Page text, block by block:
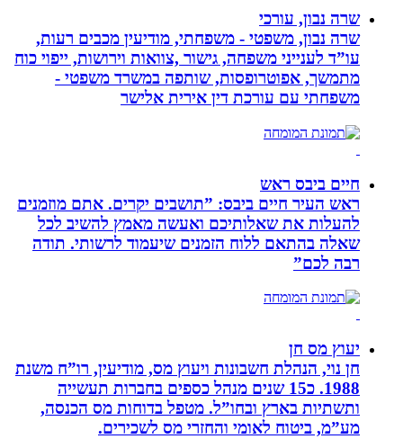
שרה נבון, עורכי
שרה נבון, משפטי - משפחתי, מודיעין מכבים רעות,
עו”ד לענייני משפחה, גישור ,צוואות וירושות, ייפוי כוח
מתמשך, אפוטרופסות, שותפה במשרד משפטי -
משפחתי עם עורכת דין אירית אלישר
חיים ביבס ראש
ראש העיר חיים ביבס: ”תושבים יקרים. אתם מוזמנים
להעלות את שאלותיכם ואעשה מאמץ להשיב לכל
שאלה בהתאם ללוח הזמנים שיעמוד לרשותי. תודה
רבה לכם”
יעוץ מס חן
חן נוי, הנהלת חשבונות ויעוץ מס, מודיעין, רו”ח משנת
1988. כ15 שנים מנהל כספים בחברות תעשייה
ותשתיות בארץ ובחו”ל. מטפל בדוחות מס הכנסה,
מע”מ, ביטוח לאומי והחזרי מס לשכירים.